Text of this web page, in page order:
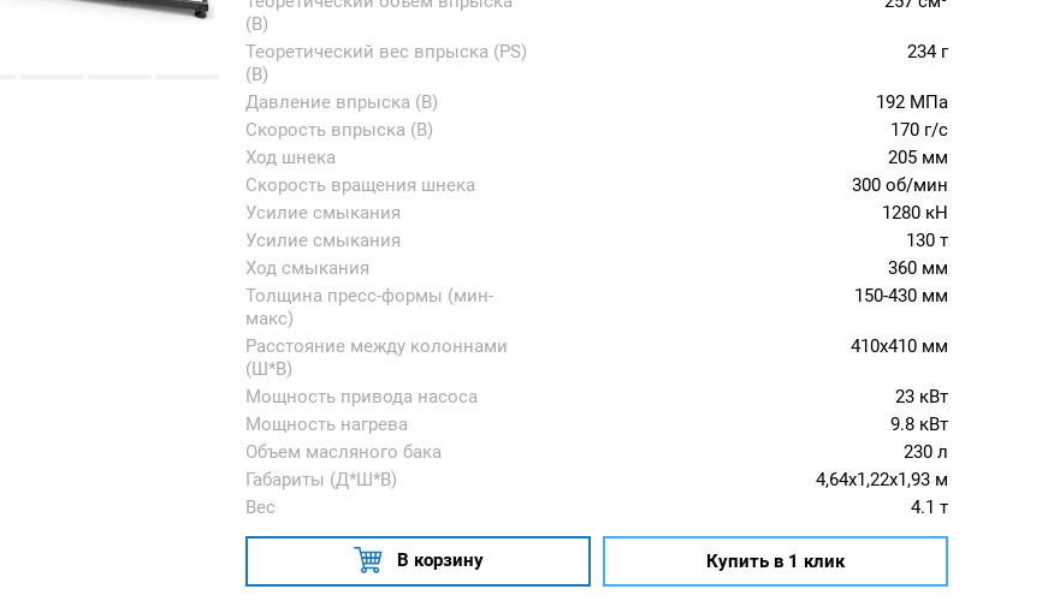
(B)
Теоретический вес впрыска (PS)
(B)
234 г
Давление впрыска (B)
192 МПа
Скорость впрыска (B)
170 г/с
Ход шнека
205 мм
Скорость вращения шнека
300 об/мин
Усилие смыкания
1280 кН
Усилие смыкания
130 т
Ход смыкания
360 мм
Толщина пресс-формы (мин-
макс)
150-430 мм
Расстояние между колоннами
(Ш*В)
410x410 мм
Мощность привода насоса
23 кВт
Мощность нагрева
9.8 кВт
Объем масляного бака
230 л
Габариты (Д*Ш*В)
4,64x1,22x1,93 м
Вес
4.1 т
В корзину Купить в 1 клик